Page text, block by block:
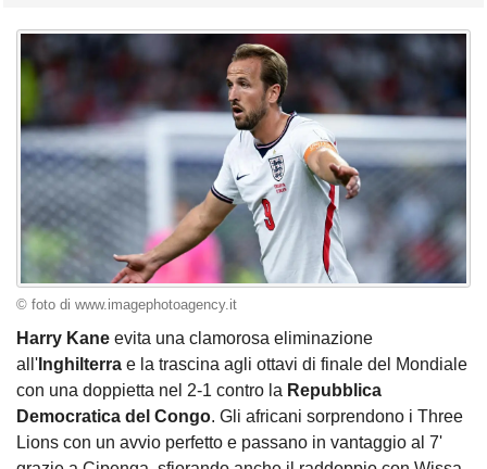
© foto di www.imagephotoagency.it
Harry Kane evita una clamorosa eliminazione
all' Inghilterra e la trascina agli ottavi di finale del Mondiale
con una doppietta nel 2-1 contro la Repubblica
Democratica del Congo. Gli africani sorprendono i Three
Lions con un avvio perfetto e passano in vantaggio al 7'